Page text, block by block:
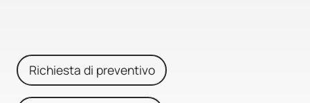
Richiesta di preventivo